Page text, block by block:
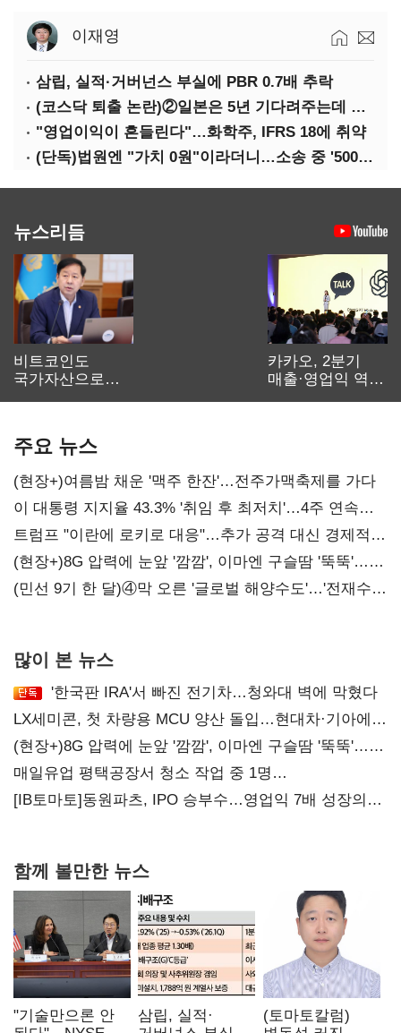
이재영
삼립, 실적·거버넌스 부실에 PBR 0.7배 추락
(코스닥 퇴출 논란)②일본은 5년 기다려주는데 우리는 당장 퇴출?…시간만으론 부족한 코스닥 구하기
"영업이익이 흔들린다"…화학주, IFRS 18에 취약
(단독)법원엔 "가치 0원"이라더니…소송 중 '500원 유증' 강행한 라인게임즈
뉴스리듬
비트코인도
국가자산으로…'
카카오, 2분기
매출·영업익 역대
주요 뉴스
(현장+)여름밤 채운 '맥주 한잔'…전주가맥축제를 가다
이 대통령 지지율 43.3% '취임 후 최저치'…4주 연속
'하락'
트럼프 "이란에 로키로 대응"…추가 공격 대신 경제적
압박 시사
(현장+)8G 압력에 눈앞 '깜깜', 이마엔 구슬땀 '뚝뚝'…
화려한 에어쇼 뒤 땀방울
(민선 9기 한 달)④막 오른 '글로벌 해양수도'…'전재수
많이 본 뉴스
'한국판 IRA'서 빠진 전기차…청와대 벽에 막혔다
LX세미콘, 첫 차량용 MCU 양산 돌입…현대차·기아에
공급
(현장+)8G 압력에 눈앞 '깜깜', 이마엔 구슬땀 '뚝뚝'…
화려한 에어쇼 뒤 땀방울
매일유업 평택공장서 청소 작업 중 1명
사망…"안전관리체계 재점검"
[IB토마토]동원파츠, IPO 승부수…영업익 7배 성장의
함께 볼만한 뉴스
"기술만으론 안
삼립, 실적·
(토마토칼럼)